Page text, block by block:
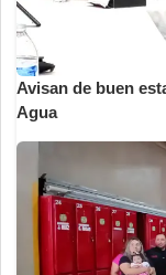
Avisan de buen
Agua